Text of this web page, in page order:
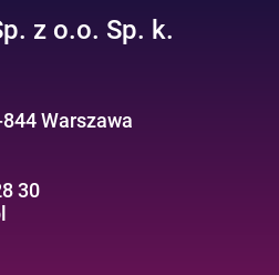
z o.o. Sp. k.
Warszawa
30